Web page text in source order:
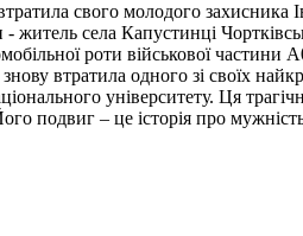
свого молодого
- житель села Капустинці
роти військової
втратила одного зі своїх
університету. Ця
подвиг – це історія про